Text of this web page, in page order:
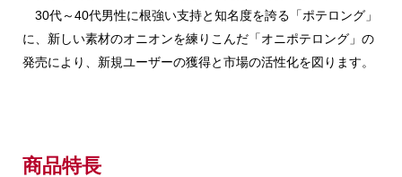
30代～40代男性に根強い支持と知名度を誇る「ポテロング」
に、新しい素材のオニオンを練りこんだ「オニポテロング」の
発売により、新規ユーザーの獲得と市場の活性化を図ります。
商品特長